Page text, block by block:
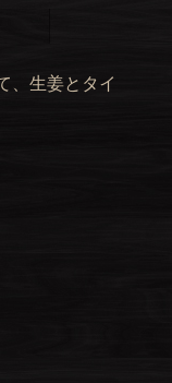
、生姜とタイ